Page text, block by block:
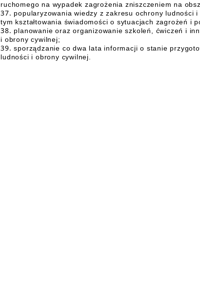
ruchomego na wypadek zagrożenia zniszczeniem na
popularyzowania wiedzy z zakresu ochrony ludności
tym kształtowania świadomości o sytuacjach zagrożeń i
planowanie oraz organizowanie szkoleń, ćwiczeń i
i obrony cywilnej;
sporządzanie co dwa lata informacji o stanie
ludności i obrony cywilnej.